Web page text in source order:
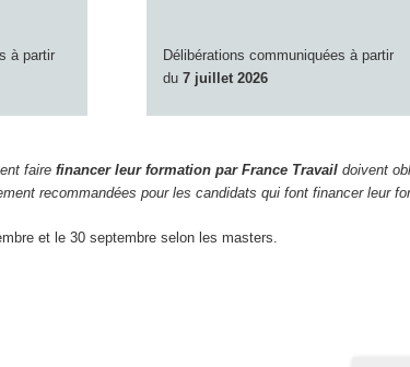
à partir
Délibérations communiquées à partir
du7 juillet 2026
fairefinancer leur formation par France Travail doivent
recommandées pour les candidats qui font financer leur
et le 30 septembre selon les masters.